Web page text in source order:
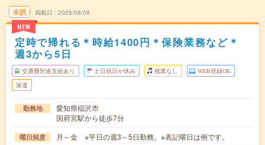
未読
NEW
掲載日 2026/08/08
定時で帰れる＊時給1400円＊保険業務など＊
週3から5日
交通費別途支給あり 土日祝日が休み 残業なし WEB登録OK
派遣
勤務地
愛知県稲沢市
国府宮駅から徒歩7分
曜日頻度 月～金 ※平日の週3～5日勤務。※表記曜日は例です。